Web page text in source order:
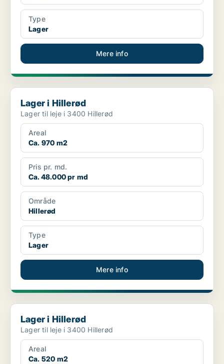
Type
Lager
Mere info
Lager i Hillerød
Lager i Hillerød
Lager til leje i 3400 Hillerød
Areal
Ca. 970 m2
Pris pr. md.
Ca. 48.000 pr md
Område
Hillerød
Type
Lager
Mere info
Lager i Hillerød
Lager i Hillerød
Lager til leje i 3400 Hillerød
Areal
Ca. 520 m2